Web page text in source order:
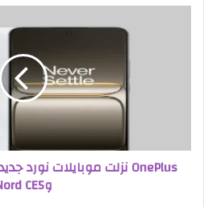
وNord CE5